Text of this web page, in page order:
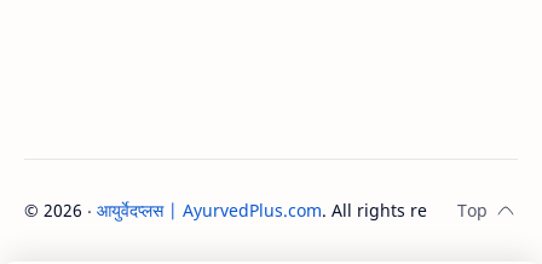
© 2026 ‧ आयुर्वेदप्लस | AyurvedPlus.com. All rights reserved.